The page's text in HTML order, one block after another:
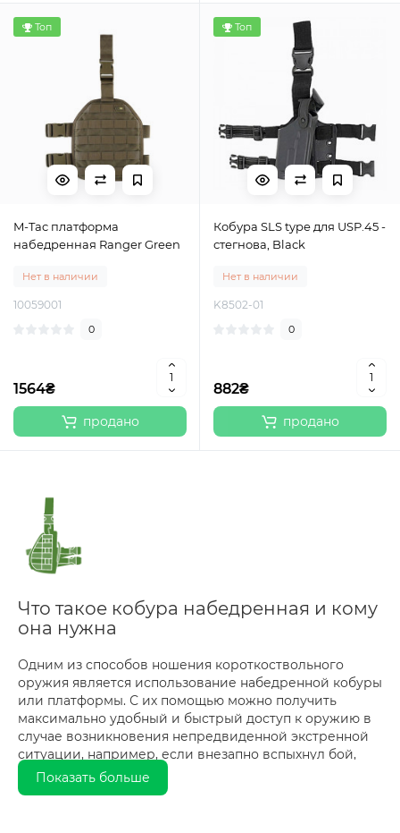
Топ
M-Tac платформа
набедренная Ranger Green
Нет в наличии
10059001
0
1564₴
продано
Топ
Кобура SLS type для USP.45 -
стегнова, Black
Нет в наличии
K8502-01
0
882₴
продано
Что такое кобура набедренная и кому
она нужна
Одним из способов ношения короткоствольного
оружия является использование набедренной кобуры
или платформы. С их помощью можно получить
максимально удобный и быстрый доступ к оружию в
случае возникновения непредвиденной экстренной
ситуации, например, если внезапно вспыхнул бой,
если речь идет о военных, или если возникла
опасность жизни или здоровью обычного человека.
Показать больше